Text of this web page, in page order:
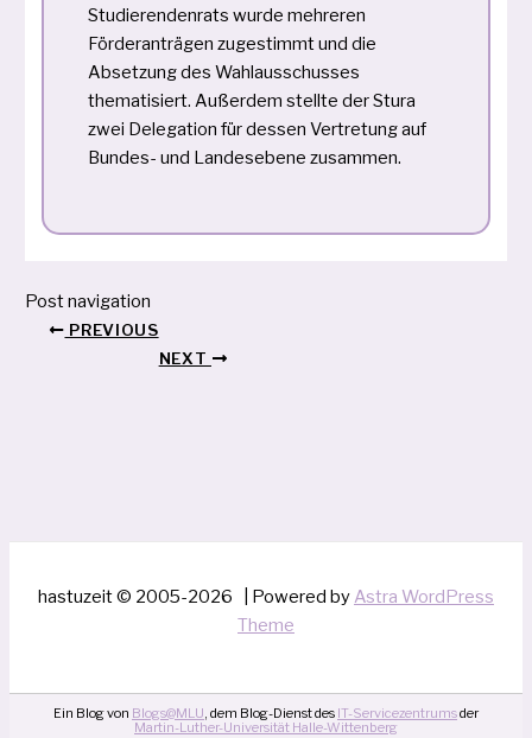
Studierendenrats wurde mehreren
Förderanträgen zugestimmt und die
Absetzung des Wahlausschusses
thematisiert. Außerdem stellte der Stura
zwei Delegation für dessen Vertretung auf
Bundes- und Landesebene zusammen.
Post navigation
PREVIOUS
NEXT
hastuzeit © 2005-2026 | Powered by Astra WordPress
Theme
Ein Blog von Blogs@MLU, dem Blog-Dienst des IT-Servicezentrumsder
Martin-Luther-Universität Halle-Wittenberg